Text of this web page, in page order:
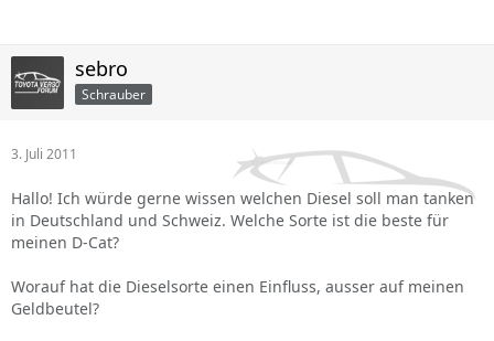
sebro
Schrauber
3. Juli 2011
Hallo! Ich würde gerne wissen welchen Diesel soll man tanken
in Deutschland und Schweiz. Welche Sorte ist die beste für
meinen D-Cat?
Worauf hat die Dieselsorte einen Einfluss, ausser auf meinen
Geldbeutel?